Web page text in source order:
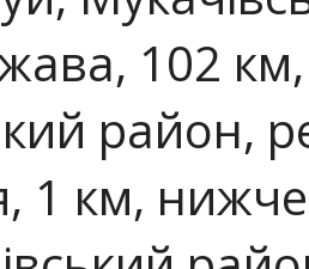
102
район,
1 км,